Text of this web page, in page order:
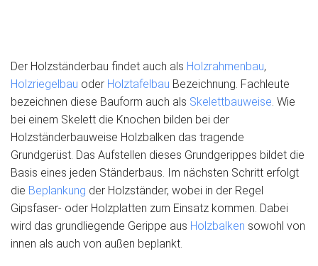
Der Holzständerbau findet auch als Holzrahmenbau,
Holzriegelbau oder Holztafelbau Bezeichnung. Fachleute
bezeichnen diese Bauform auch als Skelettbauweise. Wie
bei einem Skelett die Knochen bilden bei der
Holzständerbauweise Holzbalken das tragende
Grundgerüst. Das Aufstellen dieses Grundgerippes bildet die
Basis eines jeden Ständerbaus. Im nächsten Schritt erfolgt
die Beplankung der Holzständer, wobei in der Regel
Gipsfaser- oder Holzplatten zum Einsatz kommen. Dabei
wird das grundliegende Gerippe aus Holzbalken sowohl von
innen als auch von außen beplankt.